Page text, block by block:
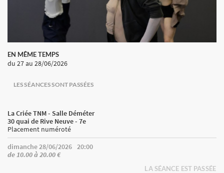
EN MÊME TEMPS
du 27au 28/06/2026
LES SÉANCES SONT PASSÉES
La Criée TNM - Salle Déméter
30 quai de Rive Neuve - 7e
Placement numéroté
dimanche 28/06/2026 20:00
de 10.00 à 20.00 €
LA SÉANCE EST PASSÉE